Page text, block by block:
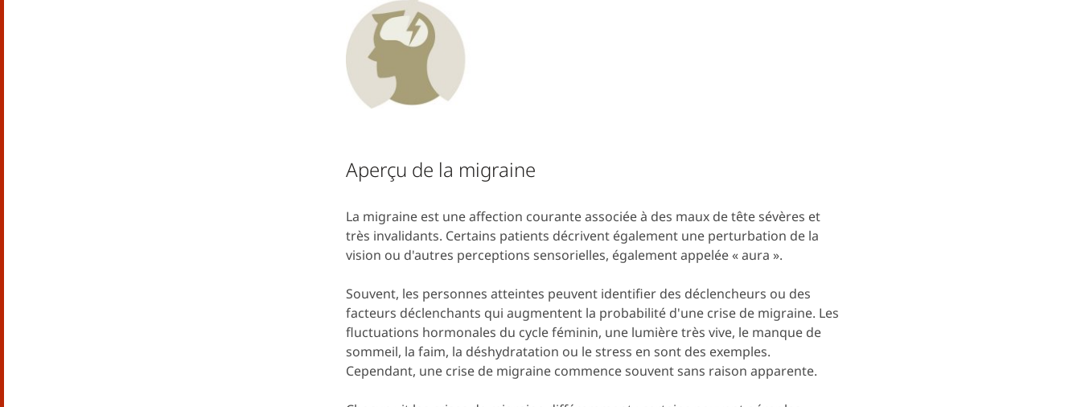
Aperçu de la migraine
La migraine est une affection courante associée à des maux de tête sévères et
très invalidants. Certains patients décrivent également une perturbation de la
vision ou d'autres perceptions sensorielles, également appelée « aura ».
Souvent, les personnes atteintes peuvent identifier des déclencheurs ou des
facteurs déclenchants qui augmentent la probabilité d'une crise de migraine. Les
fluctuations hormonales du cycle féminin, une lumière très vive, le manque de
sommeil, la faim, la déshydratation ou le stress en sont des exemples.
Cependant, une crise de migraine commence souvent sans raison apparente.